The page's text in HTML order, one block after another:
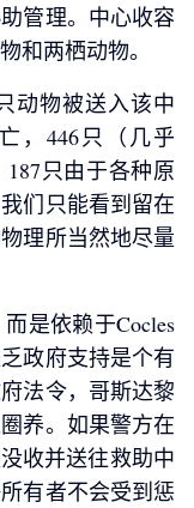
管理。中心收容
和两栖动物。
动物被送入该中
，446只（几乎
只由于各种原
们只能看到留在
理所当然地尽量
是依赖于Cocles
政府支持是个有
法令，哥斯达黎
养。如果警方在
收并送往救助中
有者不会受到惩